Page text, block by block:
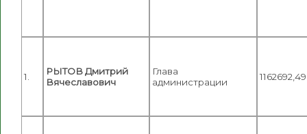
1.
РЫТОВ Дмитрий
Вячеславович
Глава
администрации
1162692,49